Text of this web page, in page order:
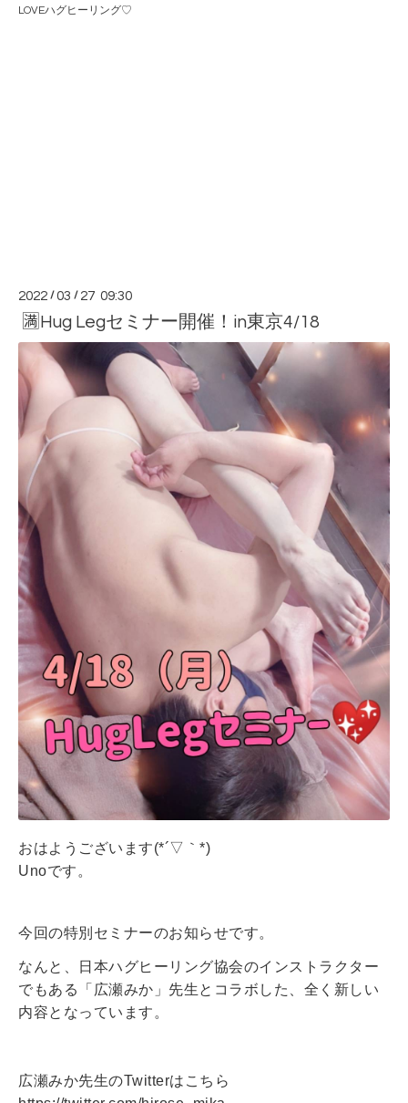
LOVEハグヒーリング♡
2022 /03 / 27 09:30
🈵Hug Legセミナー開催！in東京4/18
おはようございます(*´▽｀*)
Unoです。
今回の特別セミナーのお知らせです。
なんと、日本ハグヒーリング協会のインストラクター
でもある「広瀬みか」先生とコラボした、全く新しい
内容となっています。
広瀬みか先生のTwitterはこちら